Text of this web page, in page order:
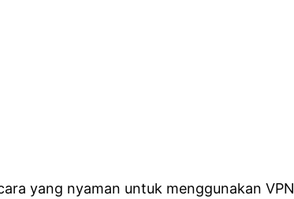
yang nyaman untuk menggunakan VPN